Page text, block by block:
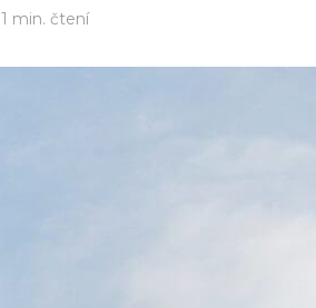
1 min. čtení